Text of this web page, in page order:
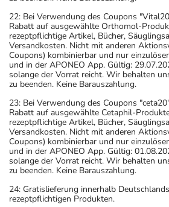
22: Bei Verwendung des Coupons
Rabatt auf ausgewählte Orthomol-
rezeptpflichtige Artikel, Bücher,
Versandkosten. Nicht mit anderen
Coupons) kombinierbar und nur
und in der APONEO App. Gültig:
solange der Vorrat reicht. Wir behalten
zu beenden. Keine Barauszahlung.
23: Bei Verwendung des Coupons
Rabatt auf ausgewählte Cetaphil-
rezeptpflichtige Artikel, Bücher,
Versandkosten. Nicht mit anderen
Coupons) kombinierbar und nur
und in der APONEO App. Gültig:
solange der Vorrat reicht. Wir behalten
zu beenden. Keine Barauszahlung.
24: Gratislieferung innerhalb
rezeptpflichtigen Produkten.